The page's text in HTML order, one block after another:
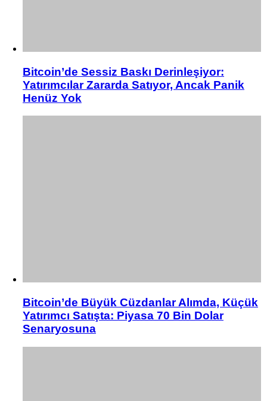
Bitcoin’de Sessiz Baskı Derinleşiyor:
Yatırımcılar Zararda Satıyor, Ancak Panik
Henüz Yok
Bitcoin’de Büyük Cüzdanlar Alımda, Küçük
Yatırımcı Satışta: Piyasa 70 Bin Dolar
Senaryosuna